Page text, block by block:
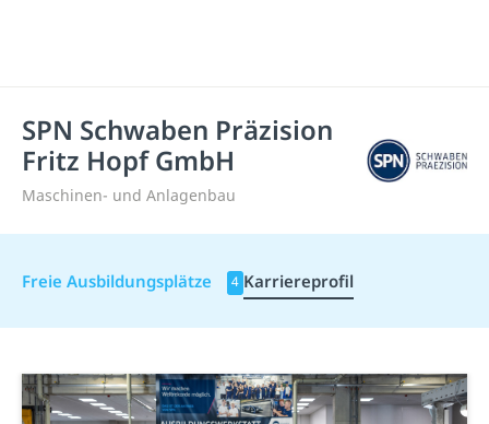
SPN Schwaben Präzision
Fritz Hopf GmbH
Maschinen- und Anlagenbau
Freie Ausbildungsplätze 4 Karriereprofil